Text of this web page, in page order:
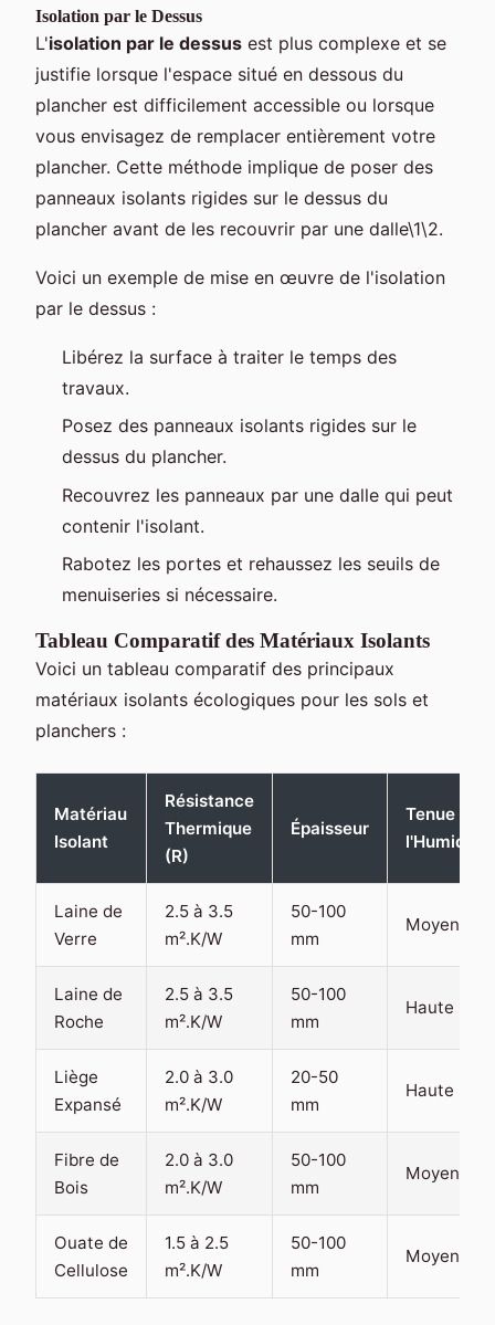
Isolation par le Dessus
L'isolation par le dessus est plus complexe et se
justifie lorsque l'espace situé en dessous du
plancher est difficilement accessible ou lorsque
vous envisagez de remplacer entièrement votre
plancher. Cette méthode implique de poser des
panneaux isolants rigides sur le dessus du
plancher avant de les recouvrir par une dalle\1\2.
Voici un exemple de mise en œuvre de l'isolation
par le dessus :
Libérez la surface à traiter le temps des
travaux.
Posez des panneaux isolants rigides sur le
dessus du plancher.
Recouvrez les panneaux par une dalle qui peut
contenir l'isolant.
Rabotez les portes et rehaussez les seuils de
menuiseries si nécessaire.
Tableau Comparatif des Matériaux Isolants
Voici un tableau comparatif des principaux
matériaux isolants écologiques pour les sols et
planchers :
Matériau
Isolant
Résistance
Thermique
(R)
Épaisseur
Tenue à
l'Humidité
Laine de
Verre
2.5 à 3.5
m².K/W
50-100
mm
Moyenne
Laine de
Roche
2.5 à 3.5
m².K/W
50-100
mm
Haute
Liège
Expansé
2.0 à 3.0
m².K/W
20-50
mm
Haute
Fibre de
Bois
2.0 à 3.0
m².K/W
50-100
mm
Moyenne
Ouate de
Cellulose
1.5 à 2.5
m².K/W
50-100
mm
Moyenne